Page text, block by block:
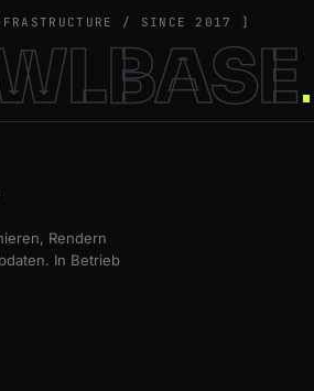
/ SINCE 2017 ]
Rendern
In Betrieb